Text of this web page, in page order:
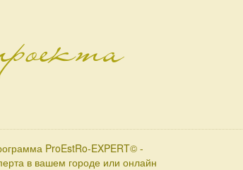
ProEstRo-EXPERT© -
в вашем городе или онлайн